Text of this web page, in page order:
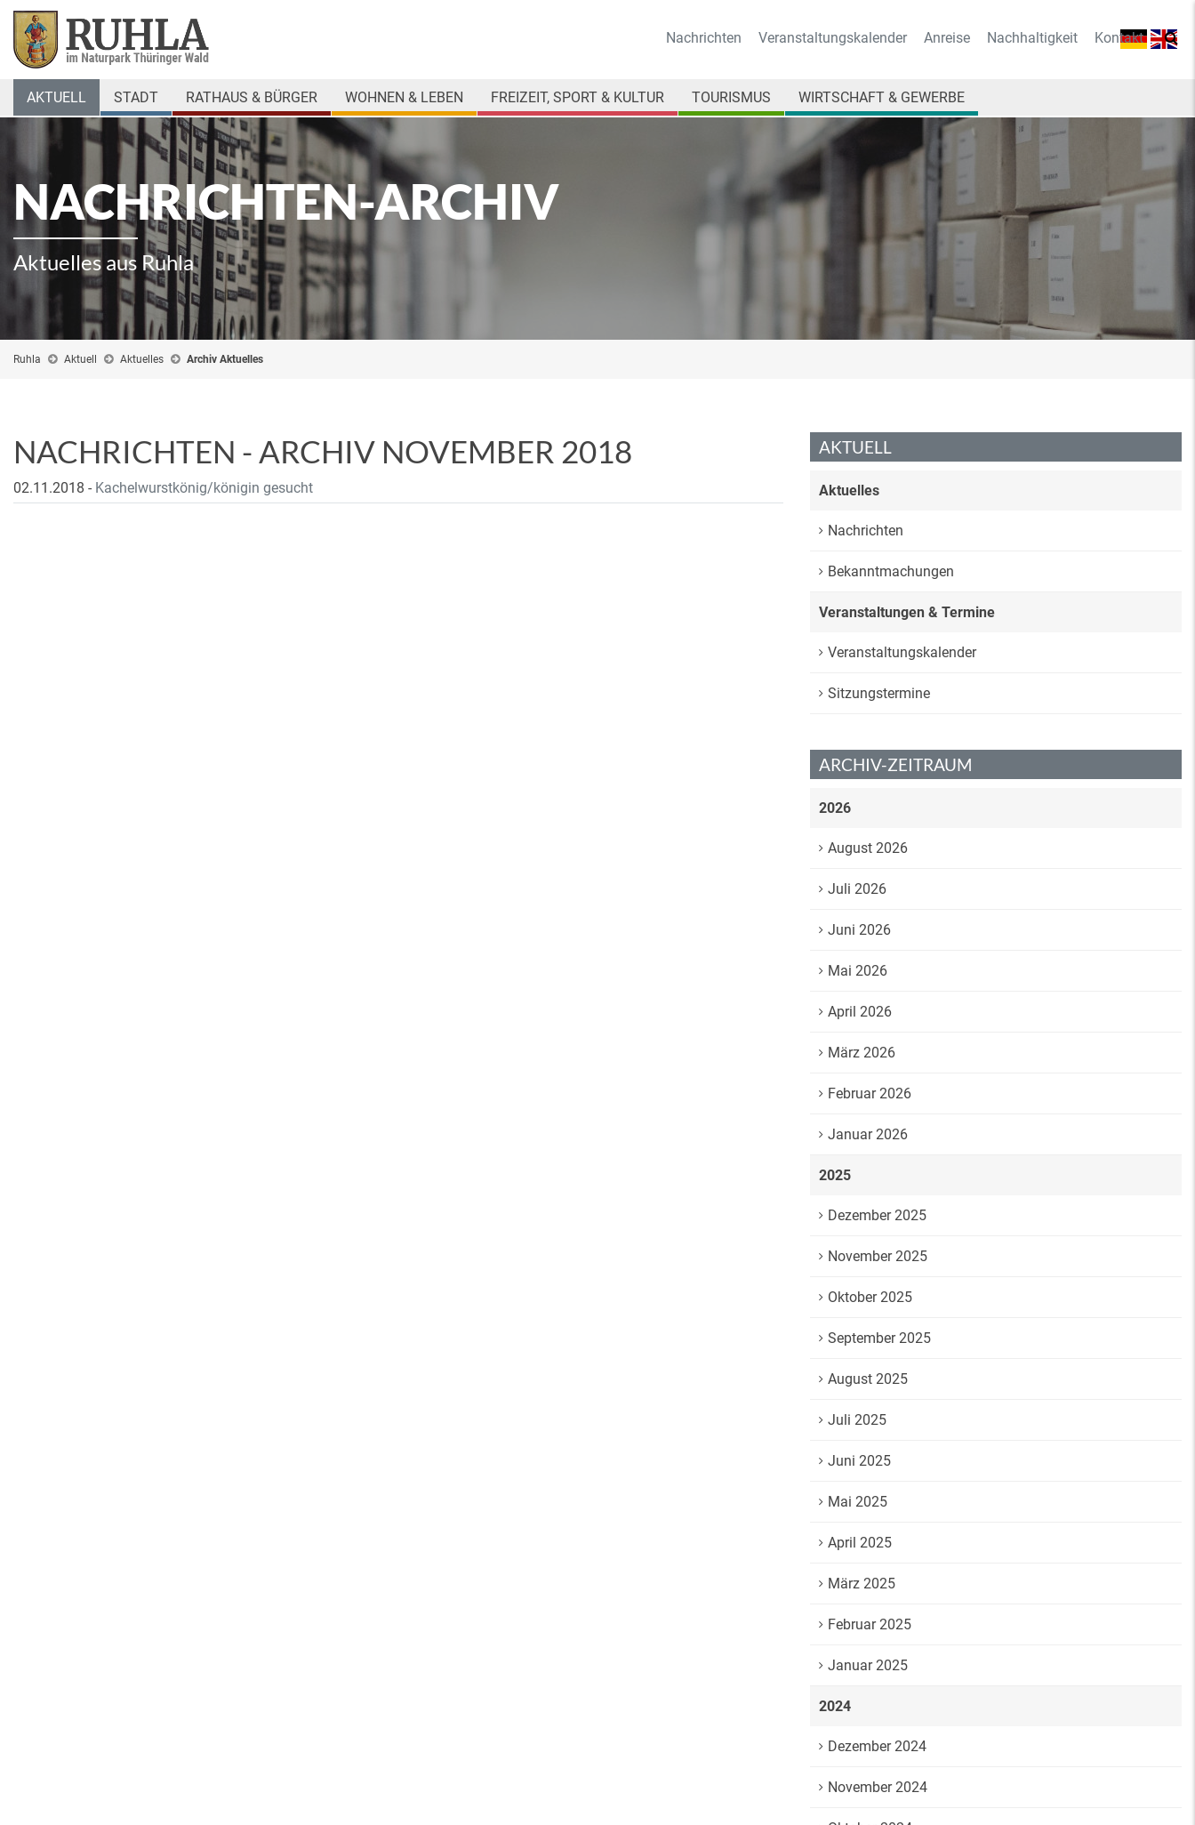
Nachrichten Veranstaltungskalender Anreise Nachhaltigkeit Kontakt
AKTUELL STADT RATHAUS & BÜRGER WOHNEN & LEBEN FREIZEIT, SPORT & KULTUR TOURISMUS WIRTSCHAFT & GEWERBE
NACHRICHTEN-ARCHIV
Aktuelles aus Ruhla
Ruhla Aktuell Aktuelles Archiv Aktuelles
NACHRICHTEN - ARCHIV NOVEMBER 2018
02.11.2018 - Kachelwurstkönig/königin gesucht
AKTUELL
Aktuelles
Nachrichten
Bekanntmachungen
Veranstaltungen & Termine
Veranstaltungskalender
Sitzungstermine
ARCHIV-ZEITRAUM
2026
August 2026
Juli 2026
Juni 2026
Mai 2026
April 2026
März 2026
Februar 2026
Januar 2026
2025
Dezember 2025
November 2025
Oktober 2025
September 2025
August 2025
Juli 2025
Juni 2025
Mai 2025
April 2025
März 2025
Februar 2025
Januar 2025
2024
Dezember 2024
November 2024